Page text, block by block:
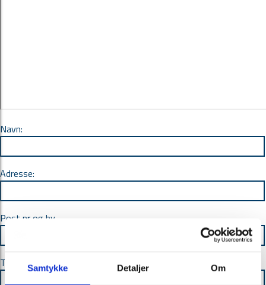
Samtykke Detaljer Om
Navn:
Adresse:
Post nr og by
Telefon: